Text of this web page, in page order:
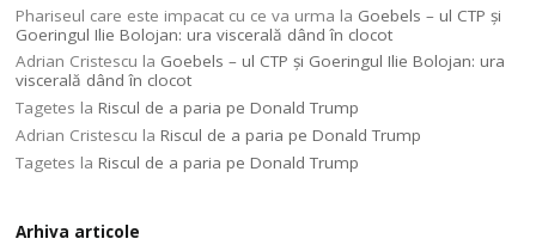
Phariseul care este impacat cu ce va urma la Goebels – ul CTP şi
Goeringul Ilie Bolojan: ura viscerală dând în clocot
Adrian Cristescu la Goebels – ul CTP şi Goeringul Ilie Bolojan: ura
viscerală dând în clocot
Tagetes laRiscul de a paria pe Donald Trump
Adrian Cristescu laRiscul de a paria pe Donald Trump
Tagetes laRiscul de a paria pe Donald Trump
Arhiva articole